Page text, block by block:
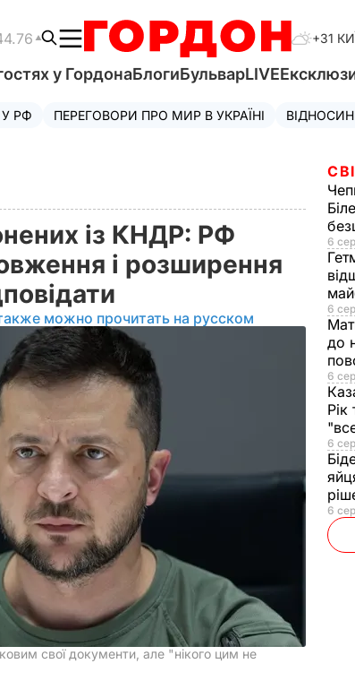
+31
у ГордонаБлогиБульварLIVE
РФ ПЕРЕГОВОРИ ПРО МИР В УКРАЇНІ
із КНДР: РФ
і розширення
можно прочитать на русском
свої документи, але "нікого цим не
6
6
до
6
6
6